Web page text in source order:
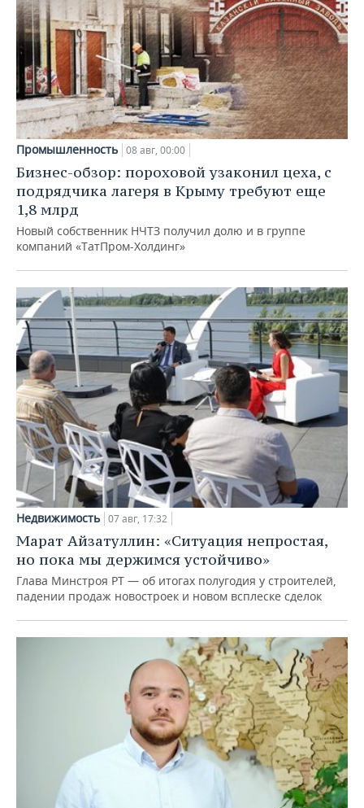
Промышленность 08 авг, 00:00
Бизнес-обзор: пороховой узаконил цеха, с
подрядчика лагеря в Крыму требуют еще
1,8 млрд
Новый собственник НЧТЗ получил долю и в группе
компаний «ТатПром-Холдинг»
Недвижимость 07 авг, 17:32
Марат Айзатуллин: «Ситуация непростая,
но пока мы держимся устойчиво»
Глава Минстроя РТ — об итогах полугодия у строителей,
падении продаж новостроек и новом всплеске сделок